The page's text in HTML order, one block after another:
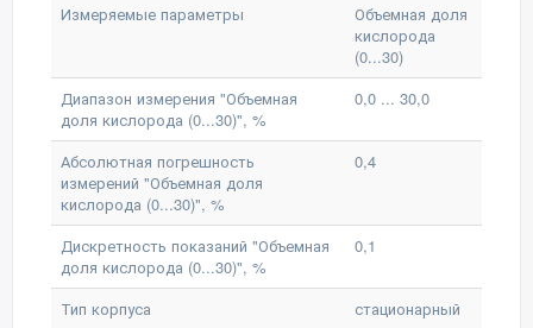
Измеряемые параметры
Объемная доля
кислорода
(0...30)
Диапазон измерения "Объемная
доля кислорода (0...30)", %
0,0 ... 30,0
Абсолютная погрешность
измерений "Объемная доля
кислорода (0...30)", %
0,4
Дискретность показаний "Объемная
доля кислорода (0...30)", %
0,1
Тип корпуса
стационарный